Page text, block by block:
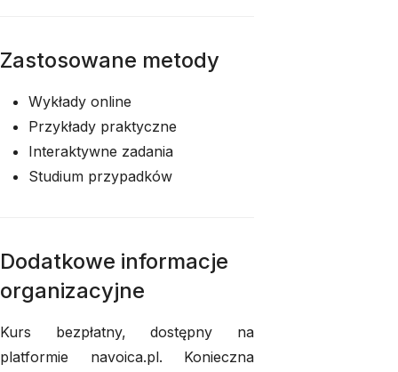
Zastosowane metody
Wykłady online
Przykłady praktyczne
Interaktywne zadania
Studium przypadków
Dodatkowe informacje
organizacyjne
Kurs bezpłatny, dostępny na
platformie navoica.pl. Konieczna